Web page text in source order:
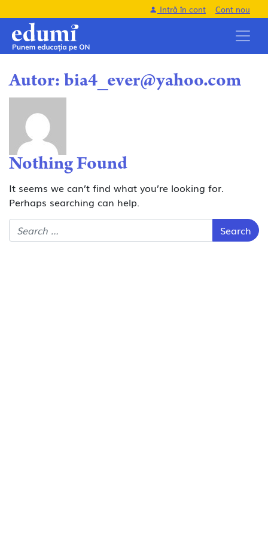
Intră în cont Cont nou
Autor: bia4_ever@yahoo.com
Nothing Found
It seems we can’t find what you’re looking for.
Perhaps searching can help.
Search for: